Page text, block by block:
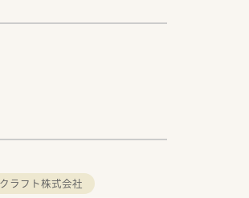
クラフト株式会社